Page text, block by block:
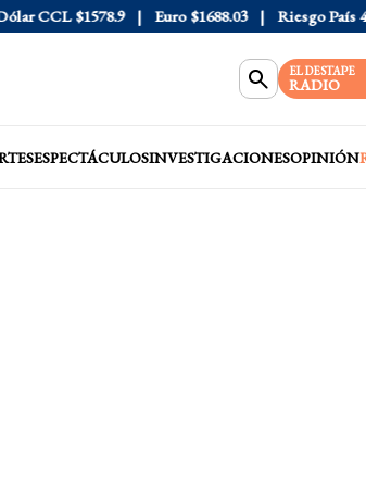
CCL $1578.9 Euro $1688.03 Riesgo País 408
EL DESTAPE
RADIO
ESPECTÁCULOSINVESTIGACIONESOPINIÓN